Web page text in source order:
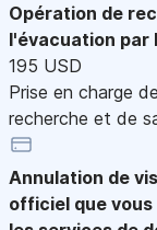
Opération de
l'évacuation par
195 USD
Prise en charge
recherche et de
Annulation de
officiel que